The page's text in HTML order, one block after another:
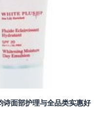
诗面部护理与全品类实惠好